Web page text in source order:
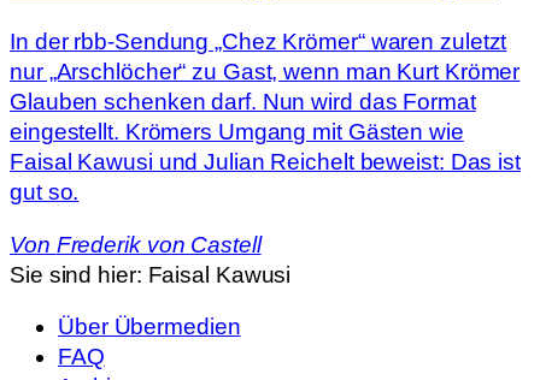
In der rbb-Sendung „Chez Krömer“ waren zuletzt
nur „Arschlöcher“ zu Gast, wenn man Kurt Krömer
Glauben schenken darf. Nun wird das Format
eingestellt. Krömers Umgang mit Gästen wie
Faisal Kawusi und Julian Reichelt beweist: Das ist
gut so.
Von Frederik von Castell
Sie sind hier: Faisal Kawusi
Über Übermedien
FAQ